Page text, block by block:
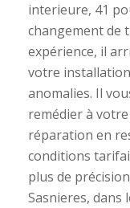
interieure, 41
changement de
expérience, il
votre
anomalies. Il
remédier à
réparation en
conditions
plus de
Sasnieres, dans